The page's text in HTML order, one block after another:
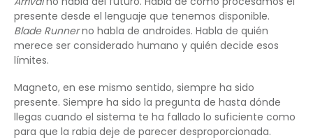
presente desde el lenguaje que tenemos disponible.
Blade Runnerno habla de androides. Habla de quién
merece ser considerado humano y quién decide esos
límites.
Magneto, en ese mismo sentido, siempre ha sido
presente. Siempre ha sido la pregunta de hasta dónde
llegas cuando el sistema te ha fallado lo suficiente como
para que la rabia deje de parecer desproporcionada.